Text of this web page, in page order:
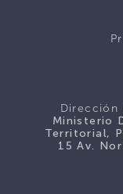
Dirección
Ministerio
Territorial,
15 Av.